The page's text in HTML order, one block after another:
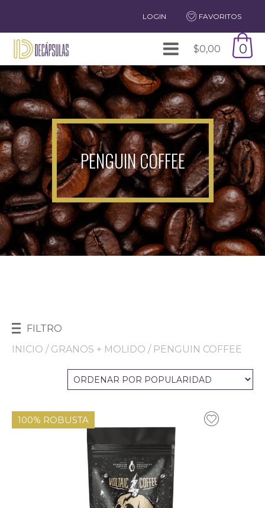
LOGIN FAVORITOS
$0,00 0
PENGUIN COFFEE
FILTRO
INICIO / GRANOS + MOLIDO / PENGUIN COFFEE
100% ROBUSTA